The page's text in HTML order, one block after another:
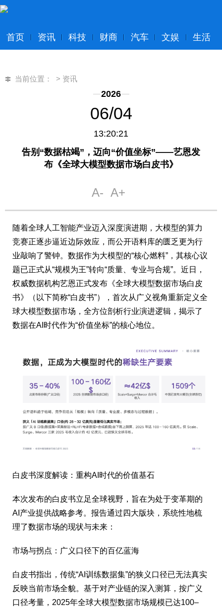
首页 资讯 科技 财商 汽车 文娱 生活
当前位置： > 资讯
2026
06/04
13:20:21
告别“数据枯竭”，迈向“价值坐标”——艺恩发
布《全球大模型数据市场白皮书》
随着全球人工智能产业迈入深度演进期，大模型的算力
竞赛正逐步逼近边际效应，而公开语料库的匮乏更为行
业敲响了警钟。数据作为大模型的“核心燃料”，其核心议
题已正式从“规模为王”转向“质量、专业与合规”。近日，
权威数据机构艺恩正式发布《全球大模型数据市场白皮
书》（以下简称“白皮书”），首次从广义视角重新定义全
球大模型数据市场，全方位剖析行业演进逻辑，揭示了
数据在AI时代作为“价值坐标”的核心地位。
白皮书深度解读：重构AI时代的价值基石
本次发布的白皮书立足全球视野，旨在为处于变革期的
AI产业提供战略参考。报告通过四大版块，系统性地梳
理了数据市场的现状与未来：
市场与拐点：广义口径下的百亿蓝海
白皮书指出，传统“AI训练数据集”的狭义口径已无法真实
反映当前市场全貌。基于对产业链的深入测算，按广义
口径考量，2025年全球大模型数据市场规模已达100–